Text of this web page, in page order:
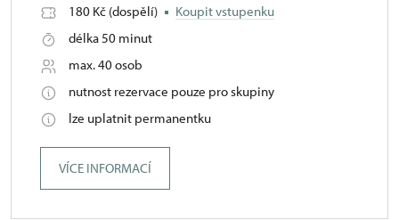
180 Kč (dospělí)
Koupit vstupenku
délka 50 minut
max. 40 osob
nutnost rezervace pouze pro skupiny
lze uplatnit permanentku
VÍCE INFORMACÍ